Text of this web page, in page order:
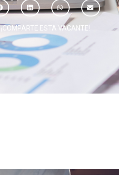
¡COMPARTE ESTA VACANTE!